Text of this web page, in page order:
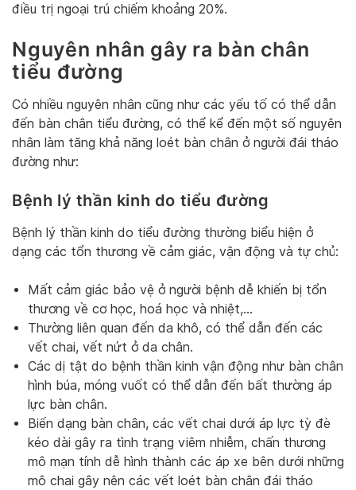
điều trị ngoại trú chiếm khoảng 20%.
Nguyên nhân gây ra bàn chân
tiểu đường
Có nhiều nguyên nhân cũng như các yếu tố có thể dẫn
đến bàn chân tiểu đường, có thể kể đến một số nguyên
nhân làm tăng khả năng loét bàn chân ở người đái tháo
đường như:
Bệnh lý thần kinh do tiểu đường
Bệnh lý thần kinh do tiểu đường thường biểu hiện ở
dạng các tổn thương về cảm giác, vận động và tự chủ:
Mất cảm giác bảo vệ ở người bệnh dễ khiến bị tổn
thương về cơ học, hoá học và nhiệt,…
Thường liên quan đến da khô, có thể dẫn đến các
vết chai, vết nứt ở da chân.
Các dị tật do bệnh thần kinh vận động như bàn chân
hình búa, móng vuốt có thể dẫn đến bất thường áp
lực bàn chân.
Biến dạng bàn chân, các vết chai dưới áp lực tỳ đè
kéo dài gây ra tình trạng viêm nhiễm, chấn thương
mô mạn tính dễ hình thành các áp xe bên dưới những
mô chai gây nên các vết loét bàn chân đái tháo